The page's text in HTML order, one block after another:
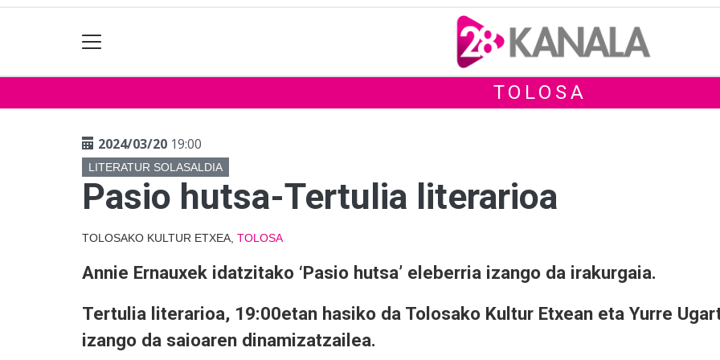
TOLOSA
2024/03/20 19:00
LITERATUR SOLASALDIA
Pasio hutsa-Tertulia literarioa
TOLOSAKO KULTUR ETXEA, TOLOSA
Annie Ernauxek idatzitako ‘Pasio hutsa’ eleberria izango da irakurgaia.
Tertulia literarioa, 19:00etan hasiko da Tolosako Kultur Etxean eta Yurre
izango da saioaren dinamizatzailea.